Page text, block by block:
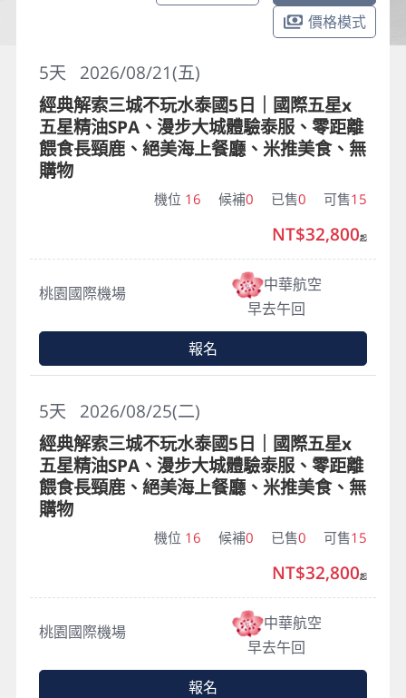
價格模式
2026/08/21(五)
5天
經典解索三城不玩水泰國5日｜國際五星x
五星精油SPA、漫步大城體驗泰服、零距離
餵食長頸鹿、絕美海上餐廳、米推美食、無
購物
機位 16 候補0 已售0 可售15
桃園國際機場
中華航空
早去午回
NT$32,800起
報名
2026/08/25(二)
5天
經典解索三城不玩水泰國5日｜國際五星x
五星精油SPA、漫步大城體驗泰服、零距離
餵食長頸鹿、絕美海上餐廳、米推美食、無
購物
機位 16 候補0 已售0 可售15
桃園國際機場
中華航空
早去午回
NT$32,800起
報名